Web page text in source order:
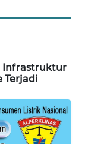
Infrastruktur
Terjadi